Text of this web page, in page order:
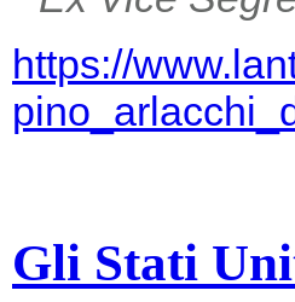
https://
Gli Stati